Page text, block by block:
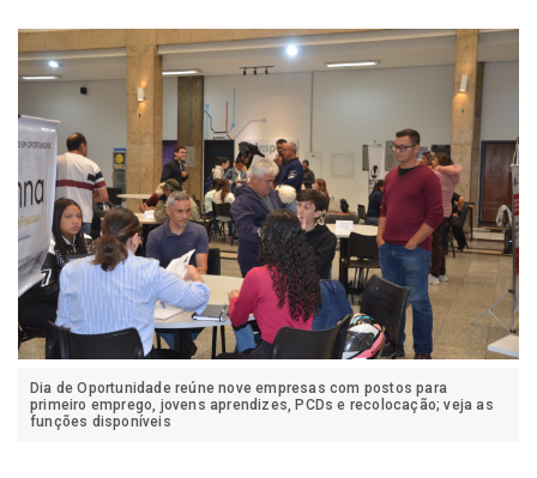
Dia de Oportunidade reúne nove empresas com postos para
primeiro emprego, jovens aprendizes, PCDs e recolocação; veja as
funções disponíveis